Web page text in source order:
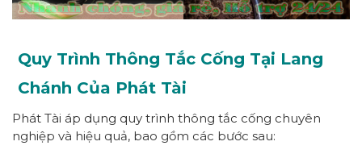
Quy Trình Thông Tắc Cống Tại Lang
Chánh Của Phát Tài
Phát Tài áp dụng quy trình thông tắc cống chuyên
nghiệp và hiệu quả, bao gồm các bước sau: